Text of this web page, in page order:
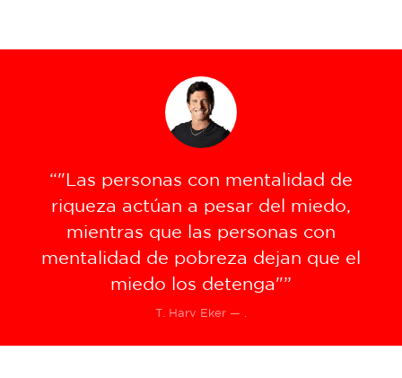
“"Las personas con mentalidad de
riqueza actúan a pesar del miedo,
mientras que las personas con
mentalidad de pobreza dejan que el
miedo los detenga"”
T. Harv Eker — .